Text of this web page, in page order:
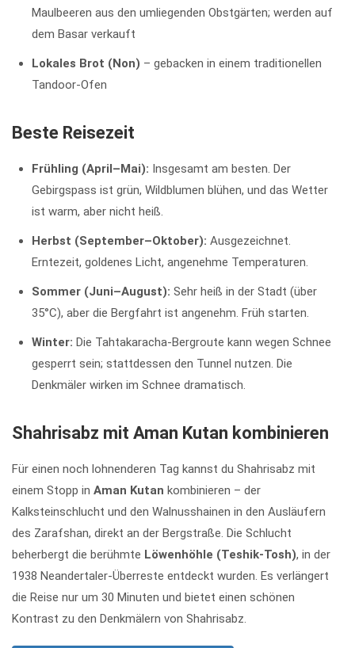
Maulbeeren aus den umliegenden Obstgärten; werden auf
dem Basar verkauft
Lokales Brot (Non) – gebacken in einem traditionellen
Tandoor-Ofen
Beste Reisezeit
Frühling (April–Mai): Insgesamt am besten. Der
Gebirgspass ist grün, Wildblumen blühen, und das Wetter
ist warm, aber nicht heiß.
Herbst (September–Oktober): Ausgezeichnet.
Erntezeit, goldenes Licht, angenehme Temperaturen.
Sommer (Juni–August): Sehr heiß in der Stadt (über
35°C), aber die Bergfahrt ist angenehm. Früh starten.
Winter: Die Tahtakaracha-Bergroute kann wegen Schnee
gesperrt sein; stattdessen den Tunnel nutzen. Die
Denkmäler wirken im Schnee dramatisch.
Shahrisabz mit Aman Kutan kombinieren
Für einen noch lohnenderen Tag kannst du Shahrisabz mit
einem Stopp in Aman Kutan kombinieren – der
Kalksteinschlucht und den Walnusshainen in den Ausläufern
des Zarafshan, direkt an der Bergstraße. Die Schlucht
beherbergt die berühmte Löwenhöhle (Teshik-Tosh), in der
1938 Neandertaler-Überreste entdeckt wurden. Es verlängert
die Reise nur um 30 Minuten und bietet einen schönen
Kontrast zu den Denkmälern von Shahrisabz.